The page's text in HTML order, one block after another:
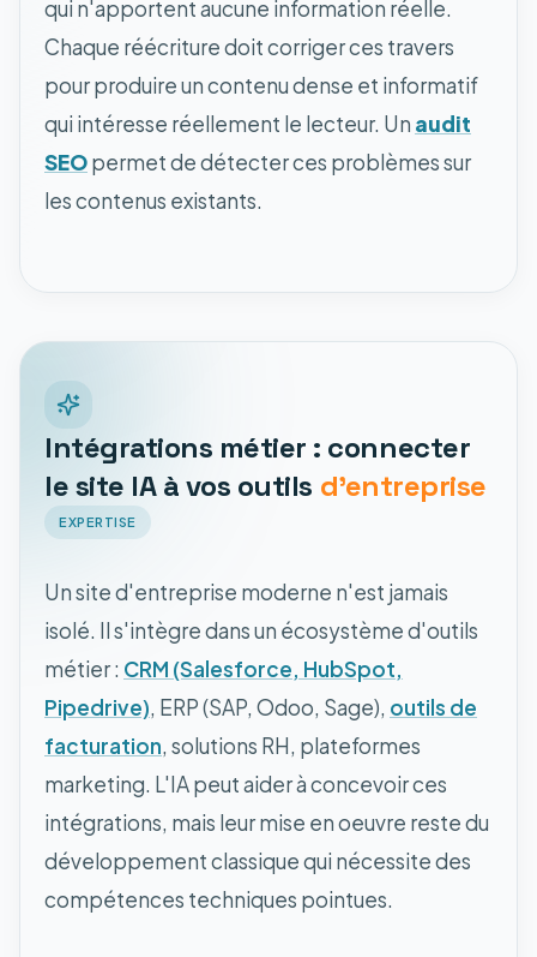
qui n'apportent aucune information réelle.
Chaque réécriture doit corriger ces travers
pour produire un contenu dense et informatif
qui intéresse réellement le lecteur. Un audit
SEOpermet de détecter ces problèmes sur
les contenus existants.
Intégrations métier : connecter
le site IA à vos outils d'entreprise
EXPERTISE
Un site d'entreprise moderne n'est jamais
isolé. Il s'intègre dans un écosystème d'outils
métier : CRM (Salesforce, HubSpot,
Pipedrive), ERP (SAP, Odoo, Sage), outils de
facturation, solutions RH, plateformes
marketing. L'IA peut aider à concevoir ces
intégrations, mais leur mise en oeuvre reste du
développement classique qui nécessite des
compétences techniques pointues.